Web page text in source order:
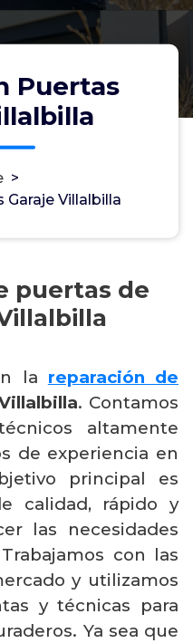
Puertas
>
Garaje Villalbilla
puertas de
la reparación de
. Contamos
altamente
de experiencia en
principal es
calidad, rápido y
las necesidades
con las
y utilizamos
y técnicas para
Ya sea que